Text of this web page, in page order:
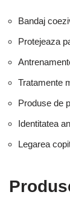
Bandaj
Protejeaza
Tratamente
Produse de
Identitatea
Legarea